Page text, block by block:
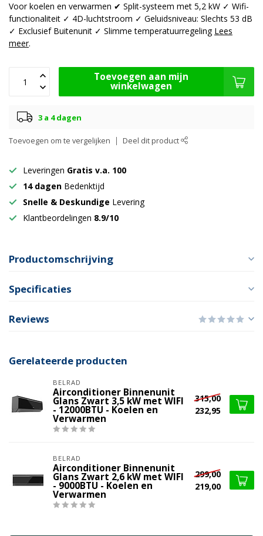
Voor koelen en verwarmen ✔ Split-systeem met 5,2 kW ✓ Wifi-
functionaliteit ✓ 4D-luchtstroom ✓ Geluidsniveau: Slechts 53 dB
✓ Exclusief Buitenunit ✓ Slimme temperatuurregeling Lees
meer.
Toevoegen aan mijn
winkelwagen
3 a 4 dagen
Toevoegen om te vergelijken Deel dit product
Leveringen Gratis v.a. 100
14 dagen Bedenktijd
Snelle & Deskundige Levering
Klantbeordelingen 8.9/10
Productomschrijving
Specificaties
Reviews
Gerelateerde producten
BELRAD
Airconditioner Binnenunit
Glans Zwart 3,5 kW met WIFI
- 12000BTU - Koelen en
Verwarmen
315,00
232,95
BELRAD
Airconditioner Binnenunit
Glans Zwart 2,6 kW met WIFI
- 9000BTU - Koelen en
Verwarmen
299,00
219,00